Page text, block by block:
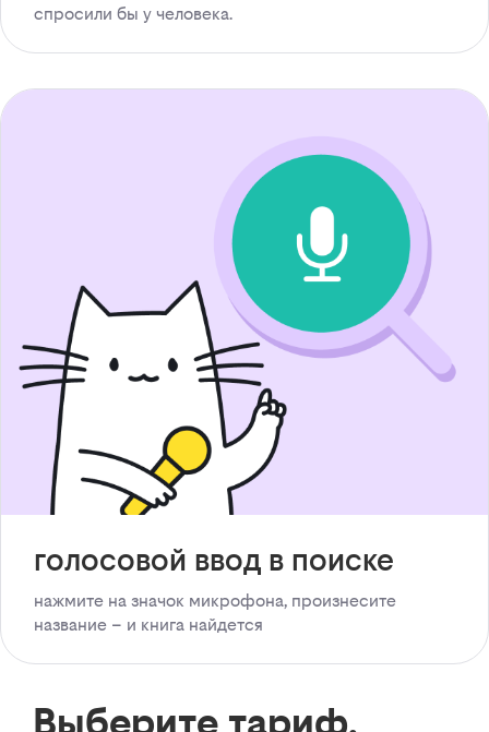
спросили бы у человека.
голосовой ввод в поиске
нажмите на значок микрофона, произнесите
название – и книга найдется
Выберите тариф,